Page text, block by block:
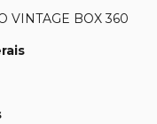
VINTAGE BOX 360